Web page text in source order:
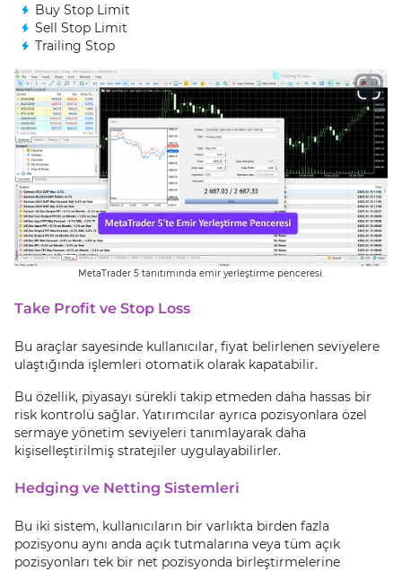
Buy Stop Limit
Sell Stop Limit
Trailing Stop
MetaTrader 5 tanıtımında emir yerleştirme penceresi.
Take Profit ve Stop Loss
Bu araçlar sayesinde kullanıcılar, fiyat belirlenen seviyelere
ulaştığında işlemleri otomatik olarak kapatabilir.
Bu özellik, piyasayı sürekli takip etmeden daha hassas bir
risk kontrolü sağlar. Yatırımcılar ayrıca pozisyonlara özel
sermaye yönetim seviyeleri tanımlayarak daha
kişiselleştirilmiş stratejiler uygulayabilirler.
Hedging ve Netting Sistemleri
Bu iki sistem, kullanıcıların bir varlıkta birden fazla
pozisyonu aynı anda açık tutmalarına veya tüm açık
pozisyonları tek bir net pozisyonda birleştirmelerine